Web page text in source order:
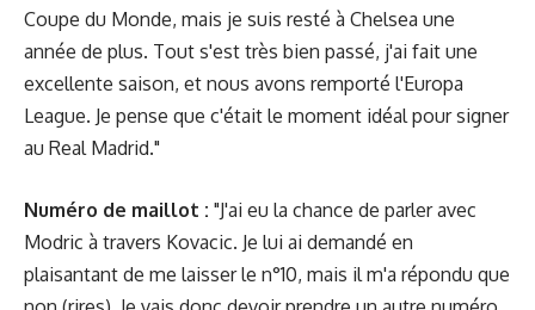
Coupe du Monde, mais je suis resté à Chelsea une
année de plus. Tout s'est très bien passé, j'ai fait une
excellente saison, et nous avons remporté l'Europa
League. Je pense que c'était le moment idéal pour signer
au Real Madrid."
Numéro de maillot : "J'ai eu la chance de parler avec
Modric à travers Kovacic. Je lui ai demandé en
plaisantant de me laisser le n°10, mais il m'a répondu que